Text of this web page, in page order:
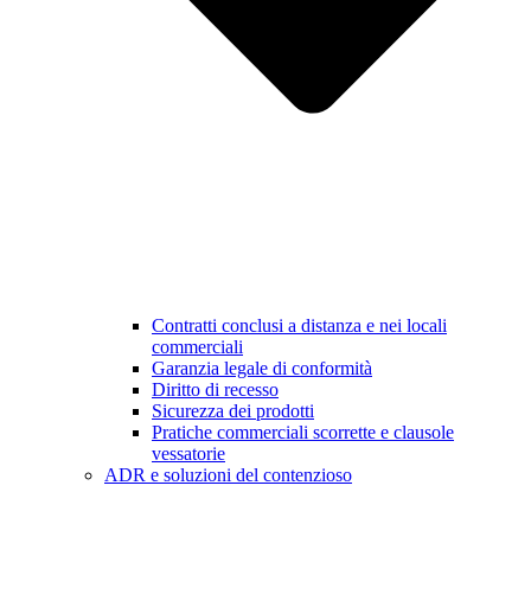
Contratti conclusi a distanza e nei locali
commerciali
Garanzia legale di conformità
Diritto di recesso
Sicurezza dei prodotti
Pratiche commerciali scorrette e clausole
vessatorie
ADR e soluzioni del contenzioso